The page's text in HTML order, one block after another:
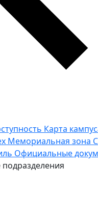
Карта
Мемориальная зона
Официальные